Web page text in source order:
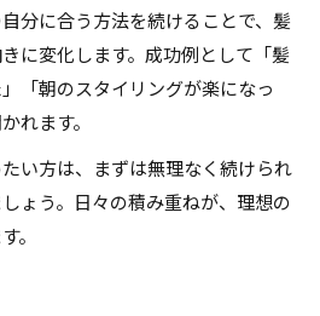
分に合う方法を続けることで、髪
に変化します。成功例として「髪
「朝のスタイリングが楽になっ
れます。
い方は、まずは無理なく続けられ
ょう。日々の積み重ねが、理想の
。